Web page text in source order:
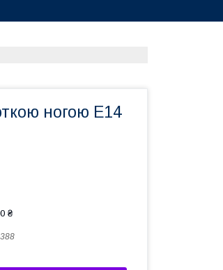
ногою Е14
₴